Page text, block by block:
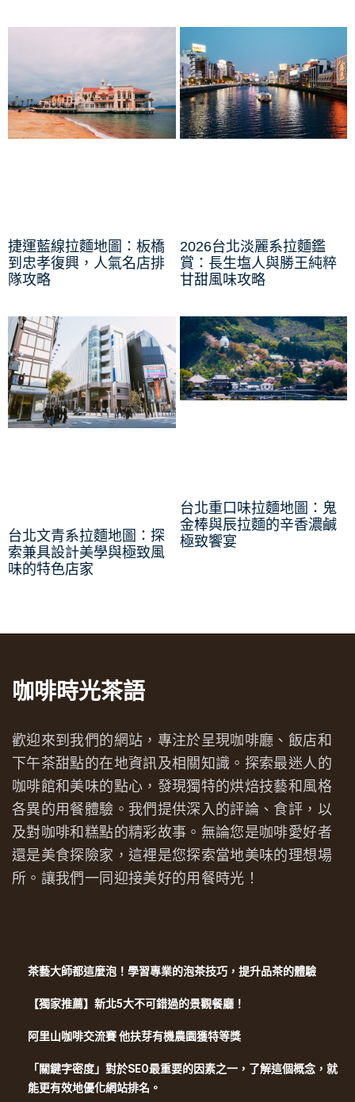
捷運藍線拉麵地圖：板橋
到忠孝復興，人氣名店排
隊攻略
2026台北淡麗系拉麵鑑
賞：長生塩人與勝王純粹
甘甜風味攻略
台北文青系拉麵地圖：探
索兼具設計美學與極致風
味的特色店家
台北重口味拉麵地圖：鬼
金棒與辰拉麵的辛香濃鹹
極致饗宴
咖啡時光茶語
歡迎來到我們的網站，專注於呈現咖啡廳、飯店和
下午茶甜點的在地資訊及相關知識。探索最迷人的
咖啡館和美味的點心，發現獨特的烘焙技藝和風格
各異的用餐體驗。我們提供深入的評論、食評，以
及對咖啡和糕點的精彩故事。無論您是咖啡愛好者
還是美食探險家，這裡是您探索當地美味的理想場
所。讓我們一同迎接美好的用餐時光！
茶藝大師都這麼泡！學習專業的泡茶技巧，提升品茶的體驗
【獨家推薦】新北5大不可錯過的景觀餐廳！
阿里山咖啡交流賽 他扶芽有機農園獲特等獎
「關鍵字密度」對於SEO最重要的因素之一，了解這個概念，就
能更有效地優化網站排名。